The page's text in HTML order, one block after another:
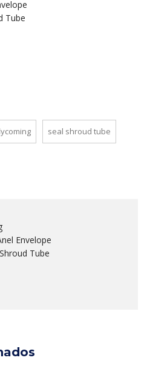
Tube
lycoming seal shroud tube
Envelope
Tube